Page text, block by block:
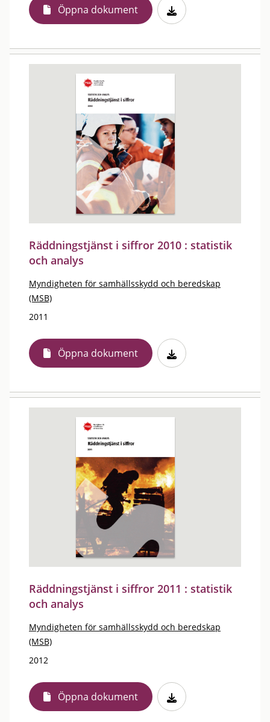
Öppna dokument
Räddningstjänst i siffror 2010 : statistik
och analys
Myndigheten för samhällsskydd och beredskap
(MSB)
2011
Öppna dokument
Räddningstjänst i siffror 2011 : statistik
och analys
Myndigheten för samhällsskydd och beredskap
(MSB)
2012
Öppna dokument